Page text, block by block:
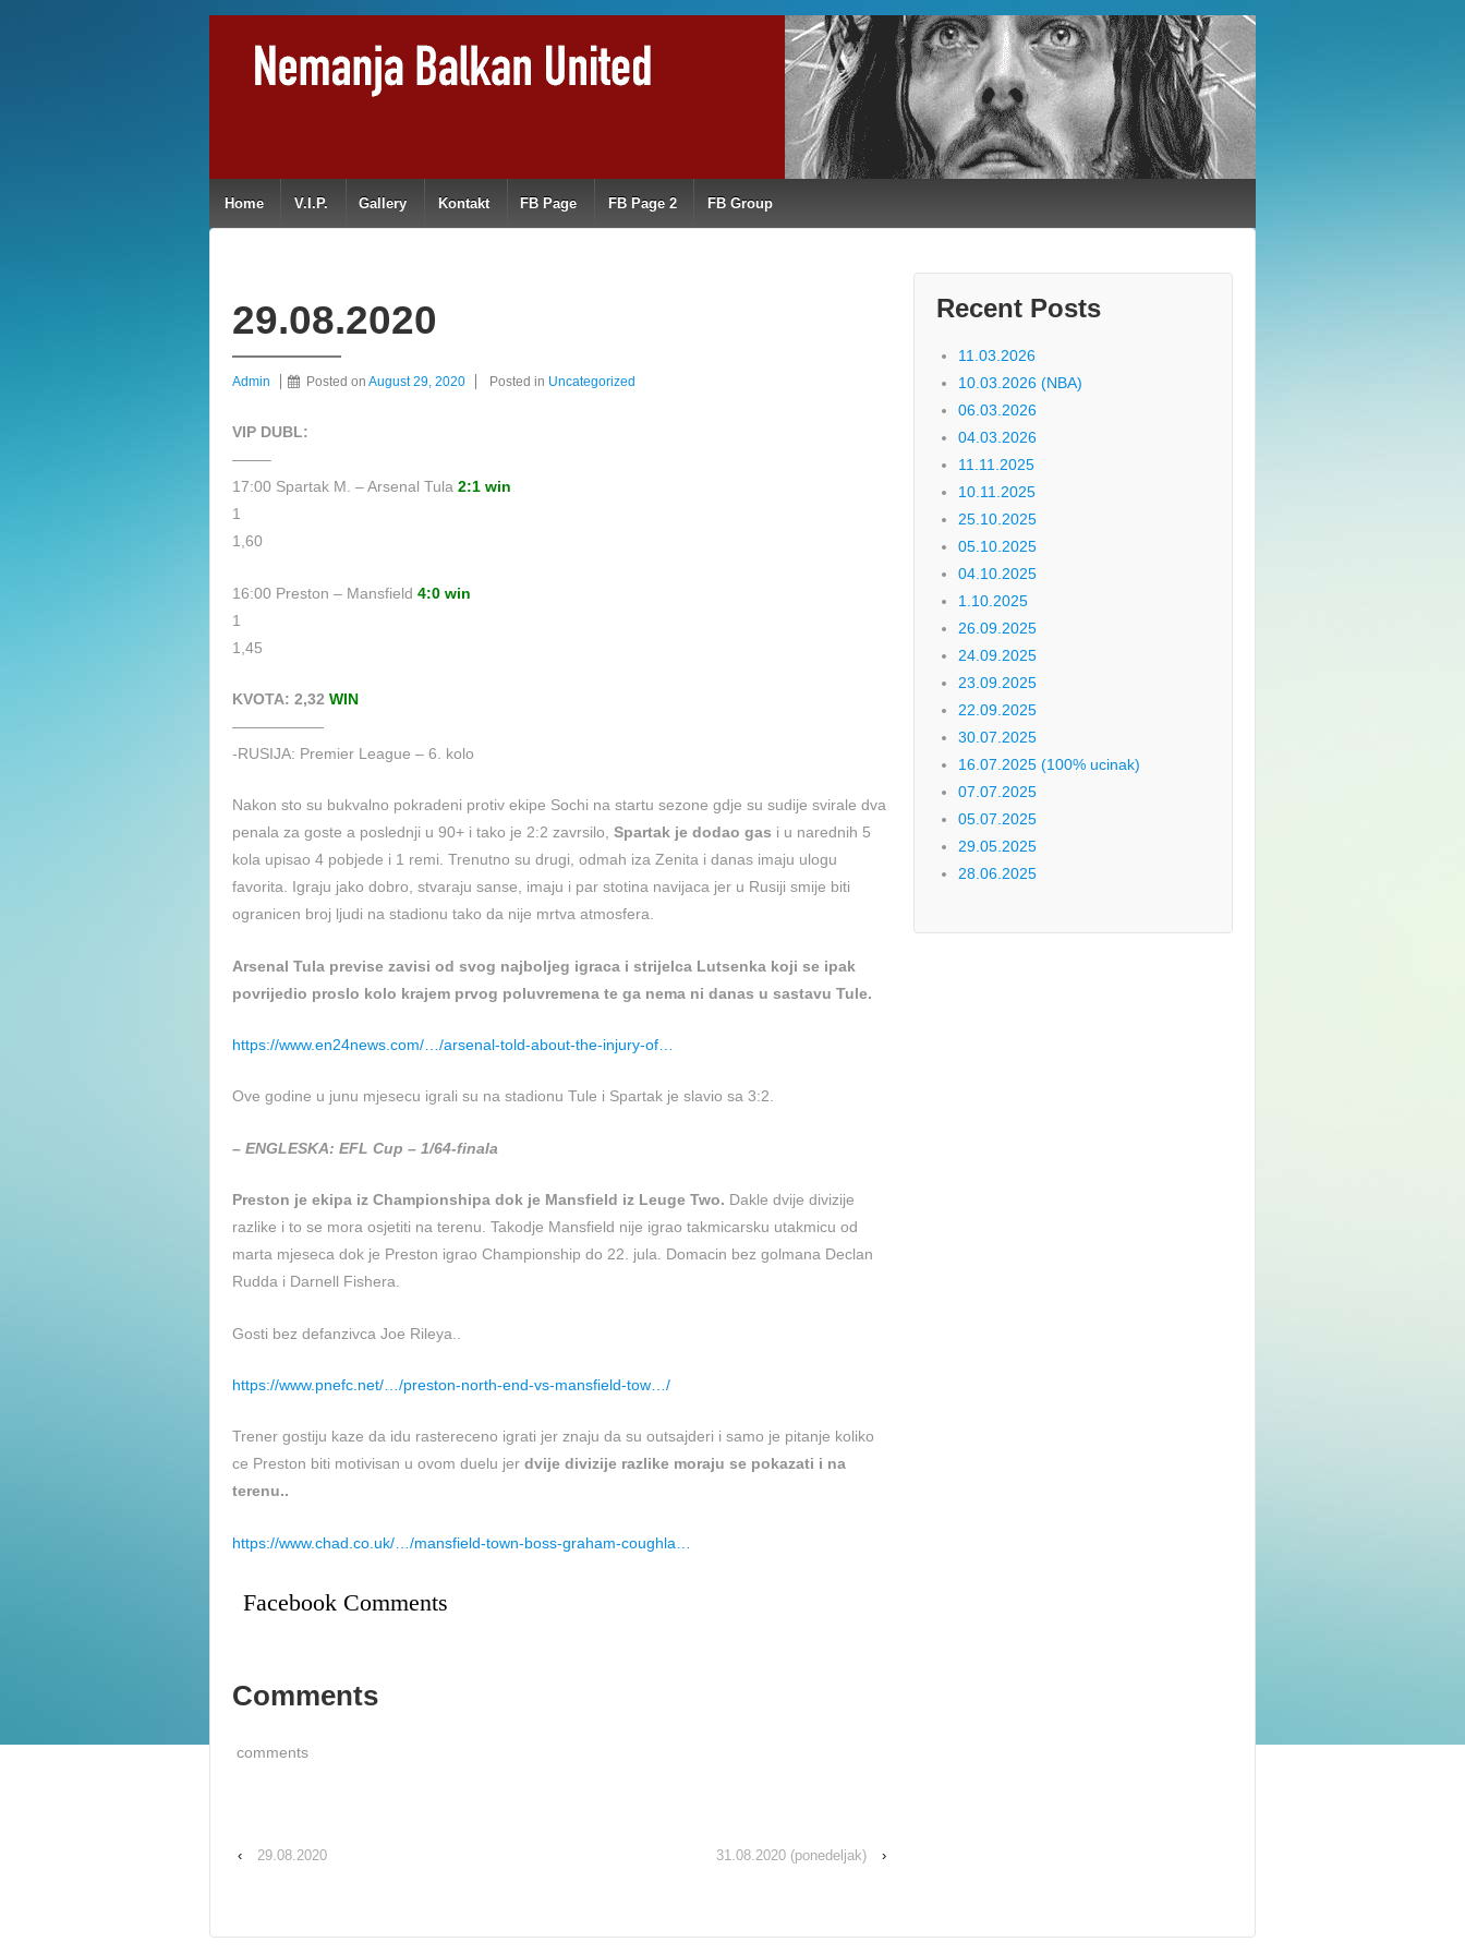
Home V.I.P. Gallery Kontakt FB Page FB Page 2 FB Group
29.08.2020
Admin Posted on August 29, 2020 Posted in Uncategorized
VIP DUBL:
——–
17:00 Spartak M. – Arsenal Tula 2:1 win
1
1,60
16:00 Preston – Mansfield 4:0 win
1
1,45
KVOTA: 2,32 WIN
——————
-RUSIJA: Premier League – 6. kolo
Nakon sto su bukvalno pokradeni protiv ekipe Sochi na startu sezone gdje su sudije svirale dva
penala za goste a poslednji u 90+ i tako je 2:2 zavrsilo, Spartak je dodao gas i u narednih 5
kola upisao 4 pobjede i 1 remi. Trenutno su drugi, odmah iza Zenita i danas imaju ulogu
favorita. Igraju jako dobro, stvaraju sanse, imaju i par stotina navijaca jer u Rusiji smije biti
ogranicen broj ljudi na stadionu tako da nije mrtva atmosfera.
Arsenal Tula previse zavisi od svog najboljeg igraca i strijelca Lutsenka koji se ipak
povrijedio proslo kolo krajem prvog poluvremena te ga nema ni danas u sastavu Tule.
https://www.en24news.com/…/arsenal-told-about-the-injury-of…
Ove godine u junu mjesecu igrali su na stadionu Tule i Spartak je slavio sa 3:2.
– ENGLESKA: EFL Cup – 1/64-finala
Preston je ekipa iz Championshipa dok je Mansfield iz Leuge Two. Dakle dvije divizije
razlike i to se mora osjetiti na terenu. Takodje Mansfield nije igrao takmicarsku utakmicu od
marta mjeseca dok je Preston igrao Championship do 22. jula. Domacin bez golmana Declan
Rudda i Darnell Fishera.
Gosti bez defanzivca Joe Rileya..
https://www.pnefc.net/…/preston-north-end-vs-mansfield-tow…/
Trener gostiju kaze da idu rastereceno igrati jer znaju da su outsajderi i samo je pitanje koliko
ce Preston biti motivisan u ovom duelu jer dvije divizije razlike moraju se pokazati i na
terenu..
https://www.chad.co.uk/…/mansfield-town-boss-graham-coughla…
Facebook Comments
Comments
comments
‹ 29.08.2020 31.08.2020 (ponedeljak) ›
Recent Posts
11.03.2026
10.03.2026 (NBA)
06.03.2026
04.03.2026
11.11.2025
10.11.2025
25.10.2025
05.10.2025
04.10.2025
1.10.2025
26.09.2025
24.09.2025
23.09.2025
22.09.2025
30.07.2025
16.07.2025 (100% ucinak)
07.07.2025
05.07.2025
29.05.2025
28.06.2025